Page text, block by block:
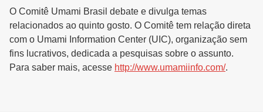
O Comitê Umami Brasil debate e divulga temas
relacionados ao quinto gosto. O Comitê tem relação direta
com o Umami Information Center (UIC), organização sem
fins lucrativos, dedicada a pesquisas sobre o assunto.
Para saber mais, acesse http://www.umamiinfo.com/.